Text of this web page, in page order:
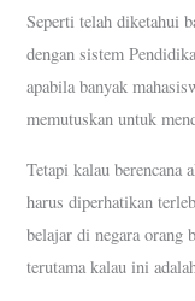
Seperti telah diketahui
dengan sistem
apabila banyak
memutuskan untuk
Tetapi kalau berencana
harus diperhatikan
belajar di negara orang
terutama kalau ini